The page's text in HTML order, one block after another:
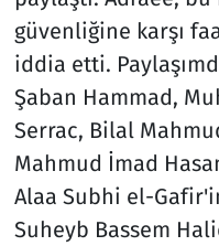
güvenliğine karşı
iddia etti.
Şaban Hammad,
Serrac, Bilal
Mahmud İmad
Alaa Subhi el-
Suheyb Bassem
Televizyon